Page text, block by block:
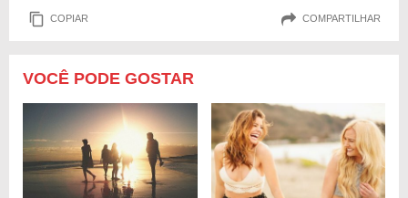
COPIAR COMPARTILHAR
VOCÊ PODE GOSTAR